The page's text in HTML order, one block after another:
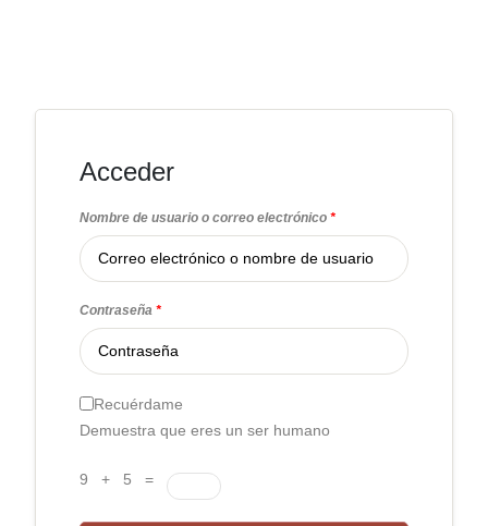
Acceder
Nombre de usuario o correo electrónico *
Contraseña *
Recuérdame
Demuestra que eres un ser humano
9 + 5 =